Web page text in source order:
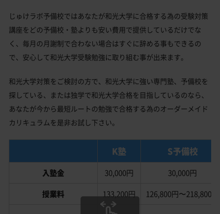
じゅけラボ予備校ではあなたが和光大学に合格する為の受験対策
講座をどの予備校・塾よりも安い費用で提供しているだけでな
く、毎月の月謝制で合わない場合はすぐに辞める事もできるの
で、安心して和光大学受験勉強に取り組む事が出来ます。
和光大学対策をご検討の方で、和光大学に強い専門塾、予備校を
探している、または独学で和光大学合格を目指しているのなら、
あなたが今から最短ルートの勉強で合格する為のオーダーメイド
カリキュラムを是非お試し下さい。
K塾 S予備校
入塾金 30,000円
30,000円
授業料
133,200円 126,800円〜218,800円